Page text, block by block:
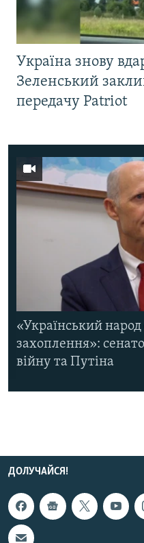
Україна знову
Зеленський
передачу Patriot
«Український
захоплення»:
війну та Путіна
ДОЛУЧАЙСЯ!